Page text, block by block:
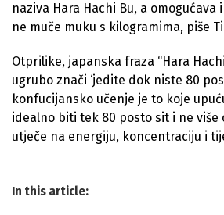
naziva Hara Hachi Bu, a
ne muče muku s kilogramima, piše
Otprilike, japanska fraza “Hara
ugrubo znači ‘jedite dok niste 80
konfucijansko učenje je to koje
idealno biti tek 80 posto sit i ne više
utječe na energiju, koncentraciju i
In this article: